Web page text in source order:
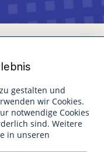
gestalten und
wir Cookies.
notwendige Cookies
sind. Weitere
in unseren